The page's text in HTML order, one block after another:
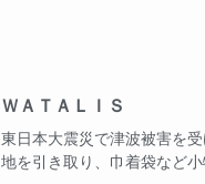
ＷＡＴＡＬＩＳ
東日本大震災で津波被害を
地を引き取り、巾着袋など